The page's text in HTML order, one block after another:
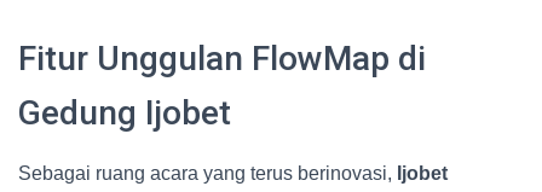
Fitur Unggulan FlowMap di
Gedung Ijobet
Sebagai ruang acara yang terus berinovasi, Ijobet